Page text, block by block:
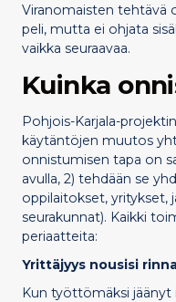
Viranomaisten tehtävä
peli, mutta ei ohjata
vaikka seuraavaa.
Kuinka
Pohjois-Karjala-
käytäntöjen muutos
onnistumisen tapa on
avulla, 2) tehdään se
oppilaitokset, yritykset,
seurakunnat). Kaikki
periaatteita:
Yrittäjyys nousisi
Kun työttömäksi jäänyt